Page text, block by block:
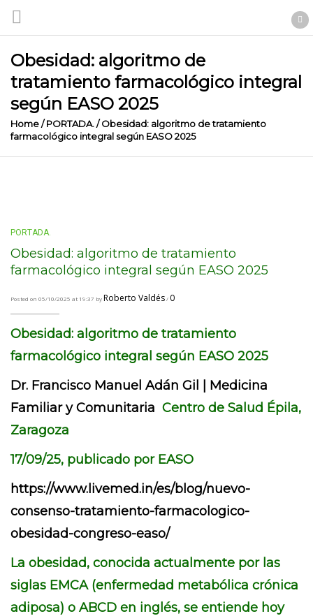
Obesidad: algoritmo de
tratamiento farmacológico integral
según EASO 2025
Home/ PORTADA./ Obesidad: algoritmo de tratamiento
farmacológico integral según EASO 2025
PORTADA.
Obesidad: algoritmo de tratamiento
farmacológico integral según EASO 2025
Posted on 05/10/2025 at 19:37 byRoberto Valdés/ 0
Obesidad: algoritmo de tratamiento
farmacológico integral según EASO 2025
Dr. Francisco Manuel Adán Gil | Medicina
Familiar y Comunitaria Centro de Salud Épila,
Zaragoza
17/09/25, publicado por EASO
https://www.livemed.in/es/blog/nuevo-
consenso-tratamiento-farmacologico-
obesidad-congreso-easo/
La obesidad, conocida actualmente por las
siglas EMCA (enfermedad metabólica crónica
adiposa) o ABCD en inglés, se entiende hoy